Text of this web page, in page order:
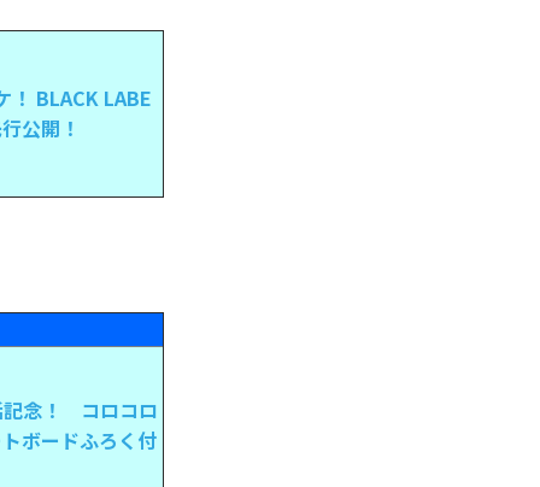
BLACK LABE
公開！
記念！ コロコロ
ボードふろく付